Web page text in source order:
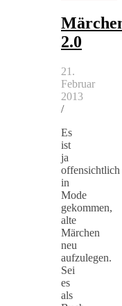
2.0
21.
Februar
2013
/
Es
ist
ja
offensichtlich
in
Mode
gekommen,
alte
Märchen
neu
aufzulegen.
Sei
es
als